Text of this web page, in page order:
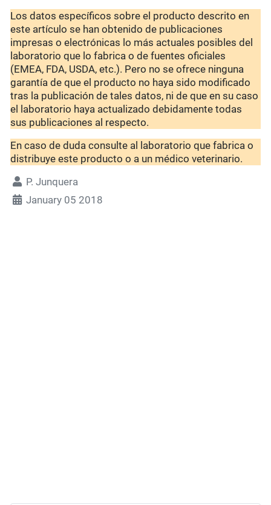
Los datos específicos sobre el producto descrito en
este artículo se han obtenido de publicaciones
impresas o electrónicas lo más actuales posibles del
laboratorio que lo fabrica o de fuentes oficiales
(EMEA, FDA, USDA, etc.). Pero no se ofrece ninguna
garantía de que el producto no haya sido modificado
tras la publicación de tales datos, ni de que en su caso
el laboratorio haya actualizado debidamente todas
sus publicaciones al respecto.
En caso de duda consulte al laboratorio que fabrica o
distribuye este producto o a un médico veterinario.
P. Junquera
January 05 2018